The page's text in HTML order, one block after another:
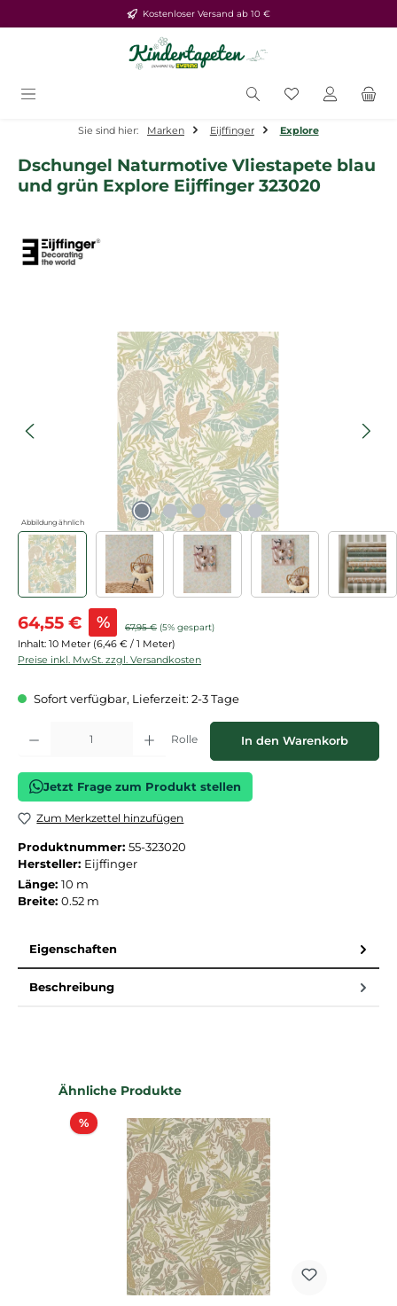
Zum Hauptinhalt springenKostenloser Versand ab 10 €
Du hast 0
Sie sind hier: Marken Eijffinger Explore
Dschungel Naturmotive Vliestapete blau
und grün Explore Eijffinger 323020
Bildergalerie überspringen
Abbildung ähnlich
Verkaufspreis:
64,55 € % Regulärer Preis:
67,95 € (5% gespart)
Inhalt: 10 Meter (6,46 € / 1 Meter)
Preise inkl. MwSt. zzgl. Versandkosten
Sofort verfügbar, Lieferzeit: 2-3 Tage
Produkt Anzahl: Gib den gewünschten Wert ein oder benutze die
Rolle In den Warenkorb
Jetzt Frage zum Produkt stellen
Zum Merkzettel hinzufügen
Produktnummer: 55-323020
Hersteller: Eijffinger
Länge: 10 m
Breite: 0.52 m
Eigenschaften
Beschreibung
Produktgalerie überspringen
Ähnliche Produkte
%Rabatt